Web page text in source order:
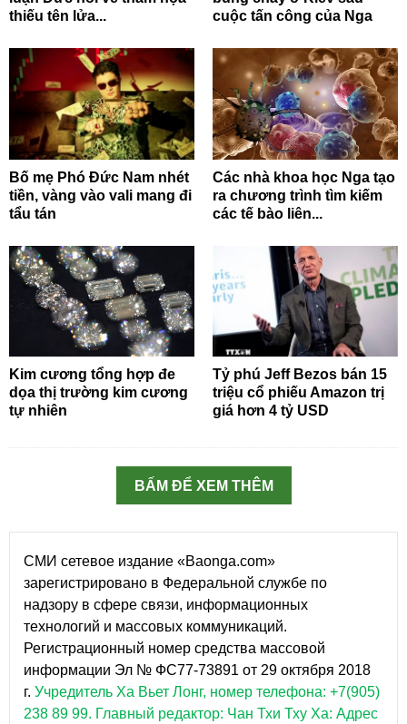
thiếu tên lửa...
cuộc tấn công của Nga
Bố mẹ Phó Đức Nam nhét
tiền, vàng vào vali mang đi
tẩu tán
Các nhà khoa học Nga tạo
ra chương trình tìm kiếm
các tế bào liên...
Kim cương tổng hợp đe
dọa thị trường kim cương
tự nhiên
Tỷ phú Jeff Bezos bán 15
triệu cổ phiếu Amazon trị
giá hơn 4 tỷ USD
BẤM ĐỂ XEM THÊM
СМИ сетевое издание «Baonga.com»
зарегистрировано в Федеральной службе по
надзору в сфере связи, информационных
технологий и массовых коммуникаций.
Регистрационный номер средства массовой
информации Эл № ФС77-73891 от 29 октября 2018
г. Учредитель Ха Вьет Лонг, номер телефона: +7(905)
238 89 99. Главный редактор: Чан Тхи Тху Ха: Адрес